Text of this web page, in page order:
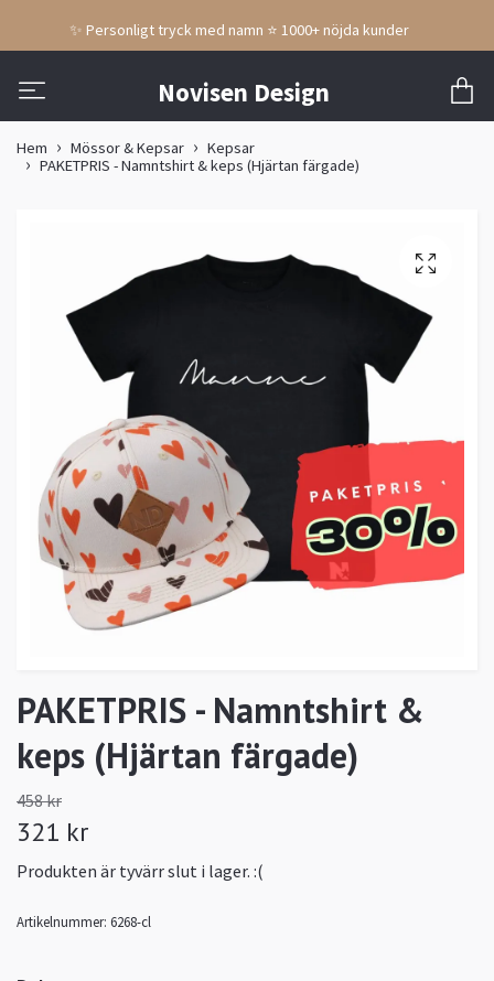
✨ Personligt tryck med namn ⭐ 1000+ nöjda kunder
Novisen Design
Hem Mössor & Kepsar
Kepsar
PAKETPRIS - Namntshirt & keps (Hjärtan färgade)
PAKETPRIS - Namntshirt &
keps (Hjärtan färgade)
458 kr
321 kr
Produkten är tyvärr slut i lager. :(
Artikelnummer: 6268-cl